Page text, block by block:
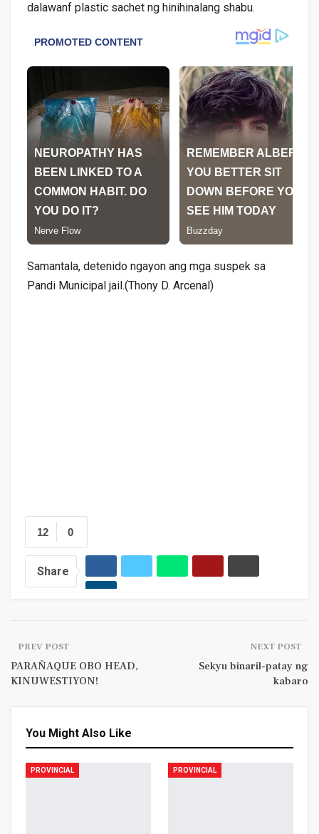
dalawanf plastic sachet ng hinihinalang shabu.
Samantala, detenido ngayon ang mga suspek sa
Pandi Municipal jail.(Thony D. Arcenal)
0
12
Share
PREV POST
PARAÑAQUE OBO HEAD,
KINUWESTIYON!
NEXT POST
Sekyu binaril-patay ng
kabaro
You Might Also Like
PROVINCIAL PROVINCIAL